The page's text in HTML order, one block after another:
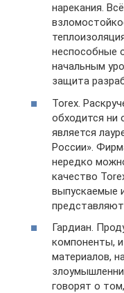
нарекания.
неспособные
начальным
защита
Torex.
обходится ни
является
России».
нередко
качество
выпускаемые
представляют
Гардиан.
компоненты,
материалов,
говорят о